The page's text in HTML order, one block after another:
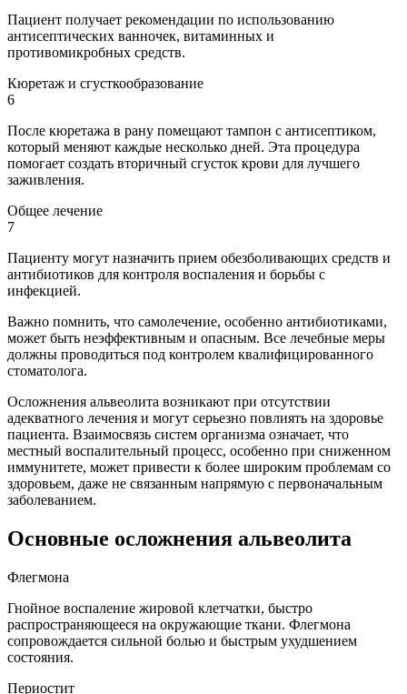
Пациент получает рекомендации по использованию
антисептических ванночек, витаминных и
противомикробных средств.
Кюретаж и сгусткообразование
6
После кюретажа в рану помещают тампон с антисептиком,
который меняют каждые несколько дней. Эта процедура
помогает создать вторичный сгусток крови для лучшего
заживления.
Общее лечение
7
Пациенту могут назначить прием обезболивающих средств и
антибиотиков для контроля воспаления и борьбы с
инфекцией.
Важно помнить, что самолечение, особенно антибиотиками,
может быть неэффективным и опасным. Все лечебные меры
должны проводиться под контролем квалифицированного
стоматолога.
Осложнения альвеолита возникают при отсутствии
адекватного лечения и могут серьезно повлиять на здоровье
пациента. Взаимосвязь систем организма означает, что
местный воспалительный процесс, особенно при сниженном
иммунитете, может привести к более широким проблемам со
здоровьем, даже не связанным напрямую с первоначальным
заболеванием.
Основные осложнения альвеолита
Флегмона
Гнойное воспаление жировой клетчатки, быстро
распространяющееся на окружающие ткани. Флегмона
сопровождается сильной болью и быстрым ухудшением
состояния.
Периостит